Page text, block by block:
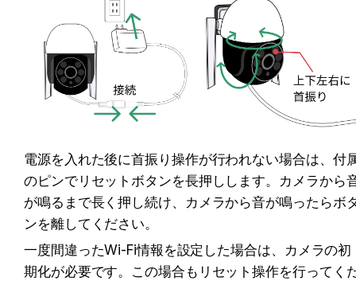
電源を入れた後に首振り操作が行われない場合は、付
のピンでリセットボタンを長押しします。カメラから
が鳴るまで長く押し続け、カメラから音が鳴ったらボ
ンを離してください。
一度間違ったWi-Fi情報を設定した場合は、カメラの初
期化が必要です。この場合もリセット操作を行ってく